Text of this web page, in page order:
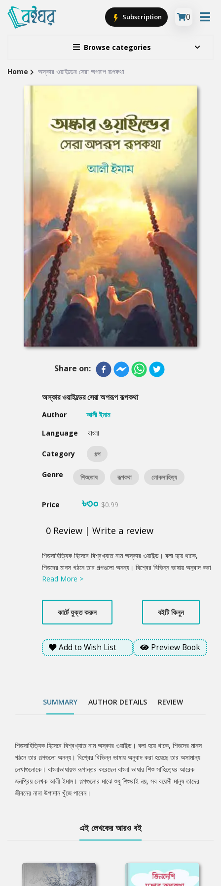
Browse categories
Subscription 0
Site
Home অস্কার ওয়াইল্ডের সেরা অপরূপ রূপকথা
Share on:
অস্কার ওয়াইল্ডের সেরা অপরূপ রূপকথা
Author
আলী ইমাম
Language
বাংলা
Category গল্প
Genre শিশুতোষ রূপকথা লোকসাহিত্য
Price ৳৩০ $0.99
0 Review | Write a review
Product
Summery
শিশুসাহিত্যিক হিসেবে বিশ্বখ্যাত নাম অস্কার ওয়াইল্ড। বলা হয়ে থাকে,
শিশুদের মানস গঠনে তার গল্পগুলো অনন্য। বিশ্বের বিভিন্ন ভাষায় অনুবাদ করা
হয়েছে তার অসামান্য লেখাগুলোকে। বাংলাভাষায়ও রূপান্তর করেছেন বাংলা
শিশুরাই নয়, সব বয়েসী মানুষ তাদের জীবনের নানা উপাদান খুঁজে পাবেন।
Read More >
কার্টে যুক্ত করুন বইটি কিনুন
Add to Wish List Preview Book
SUMMARY AUTHOR DETAILS REVIEW
Tab
Article
শিশুসাহিত্যিক হিসেবে বিশ্বখ্যাত নাম অস্কার ওয়াইল্ড। বলা হয়ে থাকে, শিশুদের মানস
গঠনে তার গল্পগুলো অনন্য। বিশ্বের বিভিন্ন ভাষায় অনুবাদ করা হয়েছে তার অসামান্য
লেখাগুলোকে। বাংলাভাষায়ও রূপান্তর করেছেন বাংলা ভাষার শিশু সাহিত্যের আরেক
জনপ্রিয় লেখক আলী ইমাম। গল্পগুলোর মাঝে শুধু শিশুরাই নয়, সব বয়েসী মানুষ তাদের
জীবনের নানা উপাদান খুঁজে পাবেন।
এই লেখকের আরও বই